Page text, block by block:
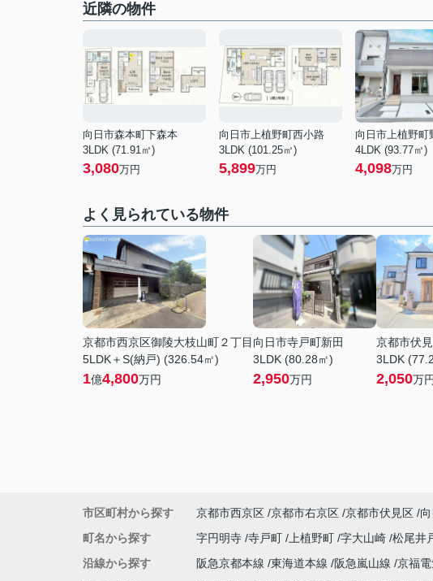
近隣の物件
向日市森本町下森本
3LDK (71.91㎡)
3,080万円
向日市上植野町西小路
3LDK (101.25㎡)
5,899万円
向日市上植野町
4LDK (93.77㎡)
4,098万円
よく見られている物件
京都市西京区御陵大枝山町２丁目
5LDK＋S(納戸) (326.54㎡)
1億4,800万円
向日市寺戸町新田
3LDK (80.28㎡)
2,950万円
京都市伏
3LDK
2,050万円
市区町村から探す 京都市西京区 京都市右京区 京都市伏見区
町名から探す
字円明寺 寺戸町 上植野町 字大山崎 松尾井
沿線から探す
阪急京都本線 東海道本線 阪急嵐山線 京福